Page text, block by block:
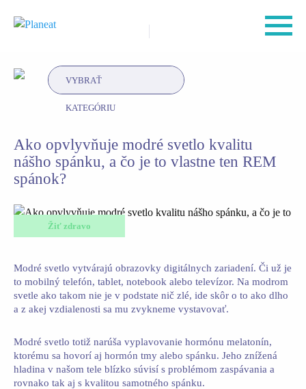
VYBRAŤ
KATEGÓRIU
Ako opvlyvňuje modré svetlo kvalitu
nášho spánku, a čo je to vlastne ten REM
spánok?
Žiť zdravo
Modré svetlo vytvárajú obrazovky digitálnych zariadení. Či už je
to mobilný telefón, tablet, notebook alebo televízor. Na modrom
svetle ako takom nie je v podstate nič zlé, ide skôr o to ako dlho
a z akej vzdialenosti sa mu zvykneme vystavovať.
Modré svetlo totiž narúša vyplavovanie hormónu melatonín,
ktorému sa hovorí aj hormón tmy alebo spánku. Jeho znížená
hladina v našom tele blízko súvisí s problémom zaspávania a
rovnako tak aj s kvalitou samotného spánku.